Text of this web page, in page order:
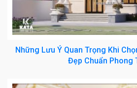
Những Lưu Ý Quan Trọng Khi
Đẹp Chuẩn Phong